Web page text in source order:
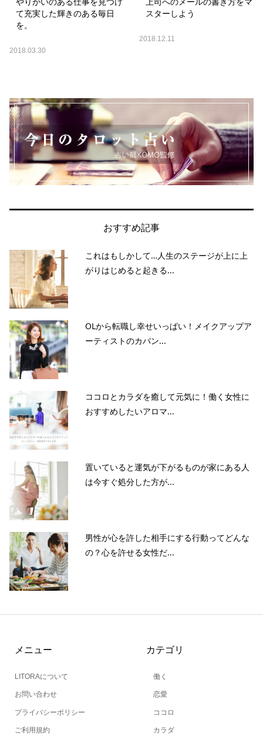
て充実した輝きのある毎日
を。
2018.03.30
スターしよう
2018.12.11
おすすめ記事
これはもしかして…人生のステージが上に上
がりはじめると起きる...
OLから転職し幸せいっぱい！メイクアップア
ーティストのカバン...
ココロとカラダを癒して元気に！働く女性に
おすすめしたいアロマ...
置いていると運気が下がるものが家にある人
は今すぐ処分した方が...
男性が心を許した相手にする行動ってどんな
の？心を許せる女性だ...
メニュー
LITORAについて
お問い合わせ
プライバシーポリシー
ご利用規約
カテゴリ
働く
恋愛
ココロ
カラダ